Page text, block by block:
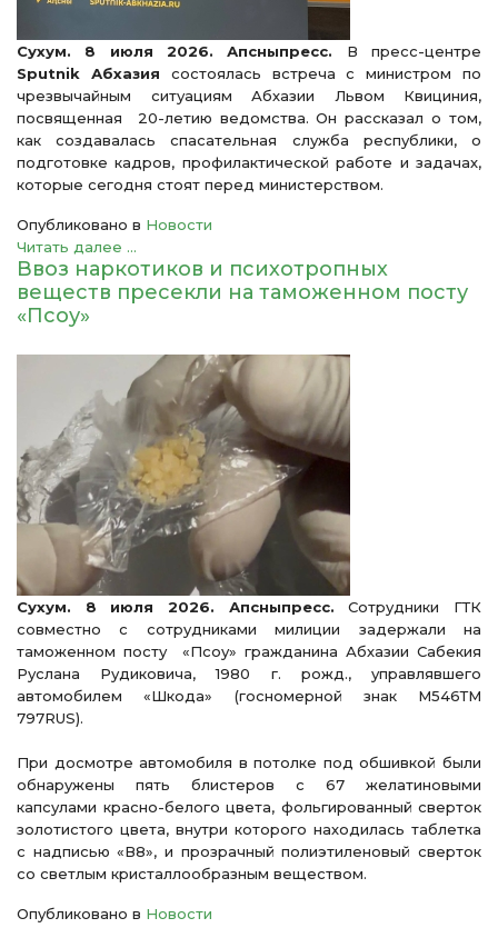
Сухум. 8 июля 2026. Апсныпресс. В пресс-центре
Sputnik Абхазия состоялась встреча с министром по
чрезвычайным ситуациям Абхазии Львом Квициния,
посвященная 20-летию ведомства. Он рассказал о том,
как создавалась спасательная служба республики, о
подготовке кадров, профилактической работе и задачах,
которые сегодня стоят перед министерством.
Опубликовано в Новости
Читать далее ...
Ввоз наркотиков и психотропных
веществ пресекли на таможенном посту
«Псоу»
Сухум. 8 июля 2026. Апсныпресс. Сотрудники ГТК
совместно с сотрудниками милиции задержали на
таможенном посту «Псоу» гражданина Абхазии Сабекия
Руслана Рудиковича, 1980 г. рожд., управлявшего
автомобилем «Шкода» (госномерной знак М546ТМ
797RUS).
При досмотре автомобиля в потолке под обшивкой были
обнаружены пять блистеров с 67 желатиновыми
капсулами красно-белого цвета, фольгированный сверток
золотистого цвета, внутри которого находилась таблетка
с надписью «В8», и прозрачный полиэтиленовый сверток
со светлым кристаллообразным веществом.
Опубликовано в Новости